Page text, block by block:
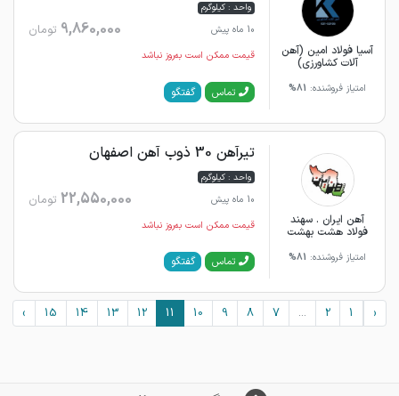
آسیا فولاد امین (آهن
آلات کشاورزی)
امتیاز فروشنده: 81%
واحد : کیلوگرم
10 ماه پیش
9,860,000 تومان
قیمت ممکن است به‌روز نباشد
تماس گفتگو
آهن ایران . سهند
فولاد هشت بهشت
امتیاز فروشنده: 81%
تیرآهن 30 ذوب آهن اصفهان
واحد : کیلوگرم
10 ماه پیش
22,550,000 تومان
قیمت ممکن است به‌روز نباشد
تماس گفتگو
‹
1
2
...
7
8
9
10
11
12
13
14
15
›